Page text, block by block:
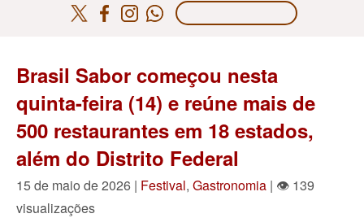
Brasil Sabor começou nesta
quinta-feira (14) e reúne mais de
500 restaurantes em 18 estados,
além do Distrito Federal
15 de maio de 2026 | Festival, Gastronomia | 👁 139
visualizações